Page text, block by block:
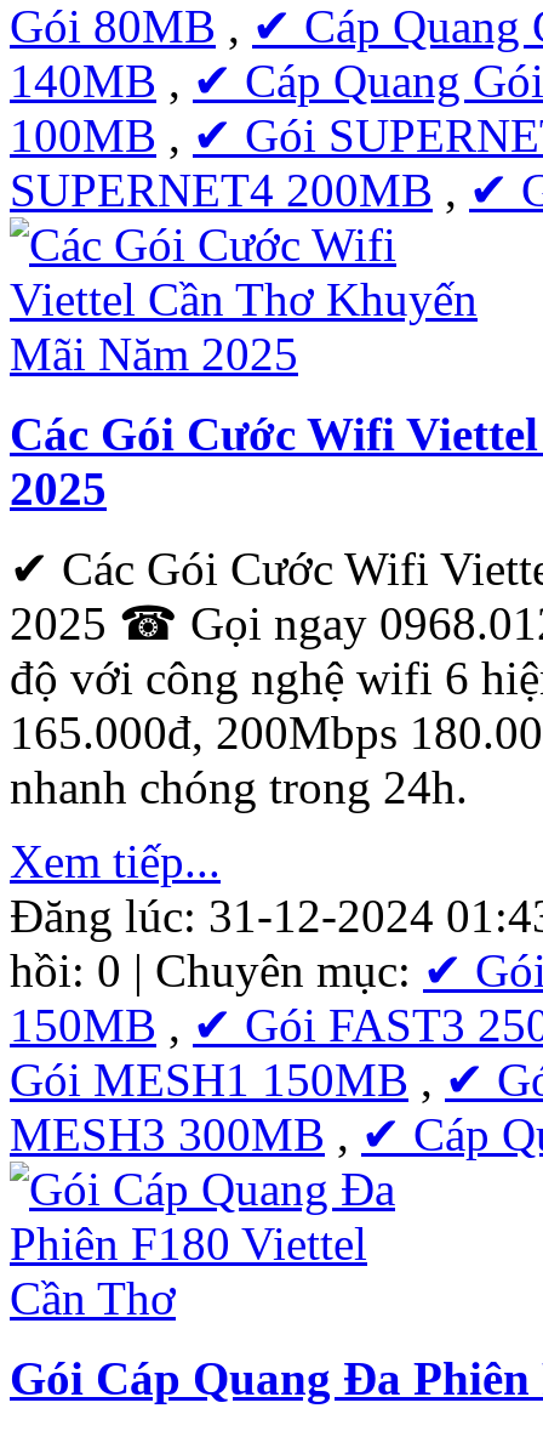
Gói 80MB , ✔ Cáp Quang
140MB , ✔ Cáp Quang
100MB , ✔ Gói
SUPERNET4 200MB , ✔
Các Gói Cước Wifi
2025
✔ Các Gói Cước Wifi
2025 ☎ Gọi ngay
độ với công nghệ wifi 6
165.000đ, 200Mbps
nhanh chóng trong 24h.
Xem tiếp...
Đăng lúc: 31-12-2024
hồi: 0 | Chuyên mục: ✔
150MB , ✔ Gói FAST3
Gói MESH1 150MB , ✔
MESH3 300MB , ✔ Cáp
Gói Cáp Quang Đa